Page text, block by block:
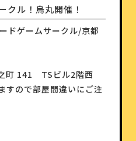
クル！烏丸開催！
ドゲームサークル/京都
町 141 TSビル2階西
すので部屋間違いにご注